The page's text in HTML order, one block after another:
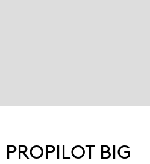
BIG